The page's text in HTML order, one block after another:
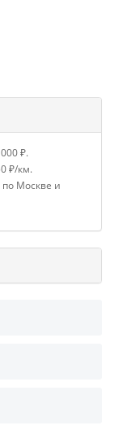
₽.
₽/км.
по Москве и